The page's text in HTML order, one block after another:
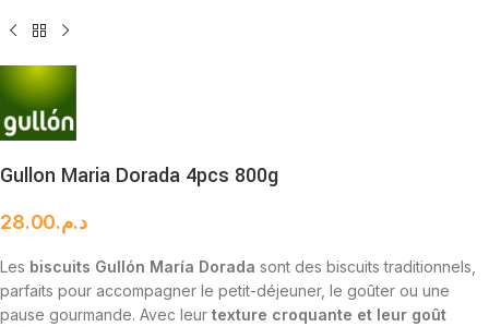
Gullon Maria Dorada 4pcs 800g
د.م.28.00
Les biscuits Gullón María Dorada sont des biscuits traditionnels,
parfaits pour accompagner le petit-déjeuner, le goûter ou une
pause gourmande. Avec leur texture croquante et leur goût